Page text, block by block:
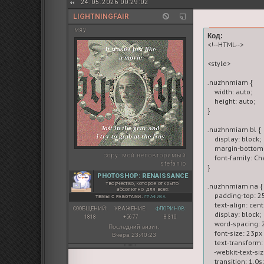
24.05.2026 00:29:02
LIGHTNINGFAIR
мяу
copy:
мой неповторимый
stefanio
PHOTOSHOP: RENAISSANCE
творчество, которое открыто
абсолютно для всех
ТЕМЫ С РАБОТАМИ: ГРАФИКА
СООБЩЕНИЙ:
1818
УВАЖЕНИЕ:
+5677
ФЛОРИНОВ:
8 310
Последний визит:
Вчера 23:40:23
Код:
<!--HTML-->
<style>
.nuzhnmiam {
    width: auto;
    height: auto;
}
.nuzhnmiam bl {
    display: block;
margin-
font-family:
}
.nuzhnmiam na {
padding-top:
text-align:
    display: block;
word-spacing:
font-size:
text-
-webkit-text-
    transition: 1.0s;